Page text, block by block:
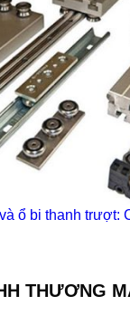
ổ bi thanh trượt:
THƯƠNG